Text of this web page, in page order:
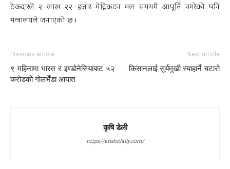
ठेकदारले २ लाख २२ हजार मेट्रिकटन मल समयमै आपूर्ति नगरेको पनि
मन्त्रालयले जनाएको छ ।
Previous article
९ महिनामा भारत र इण्डोनेसियाबाट ५२
करोडको गोलभेँडा आयात
Next article
किसानलाई सूर्यमुखी स्याहार्ने चटारो
कृषि डेली
https://krishidaily.com/